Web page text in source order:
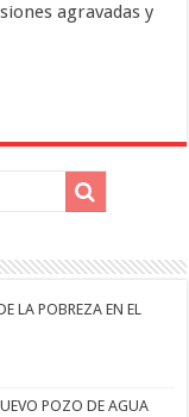
agravadas y
LA POBREZA EN EL
POZO DE AGUA